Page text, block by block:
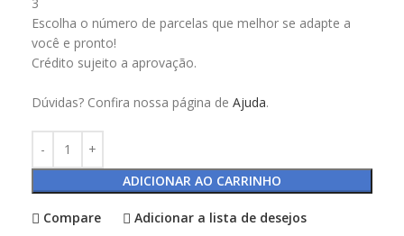
Escolha o número de parcelas que melhor se adapte a
você e pronto!
Crédito sujeito a aprovação.
Dúvidas? Confira nossa página de Ajuda.
ADICIONAR AO CARRINHO
Compare Adicionar a lista de desejos